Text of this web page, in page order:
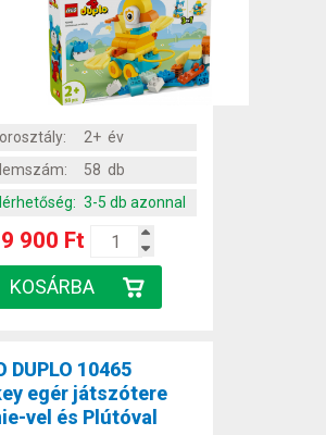
2+ év
58 db
3-5 db azonnal
9 900 Ft
DUPLO 10465
egér játszótere
vel és Plútóval